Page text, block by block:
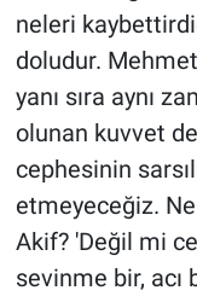
neleri
doludur.
yanı sıra aynı
olunan kuvvet
cephesinin
etmeyeceğiz.
Akif? 'Değil mi
sevinme bir, acı